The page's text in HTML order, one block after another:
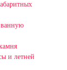
ванную
и летней